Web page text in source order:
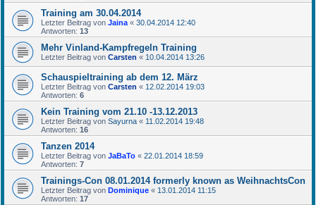
Training am 30.04.2014
Letzter Beitrag von Jaina « 30.04.2014 12:40
Antworten: 13
Mehr Vinland-Kampfregeln Training
Letzter Beitrag von Carsten « 10.04.2014 13:26
Schauspieltraining ab dem 12. März
Letzter Beitrag von Carsten « 12.02.2014 19:03
Antworten: 6
Kein Training vom 21.10 -13.12.2013
Letzter Beitrag von Sayurna « 11.02.2014 19:48
Antworten: 16
Tanzen 2014
Letzter Beitrag von JaBaTo « 22.01.2014 18:59
Antworten: 7
Trainings-Con 08.01.2014 formerly known as WeihnachtsCon
Letzter Beitrag von Dominique « 13.01.2014 11:15
Antworten: 17